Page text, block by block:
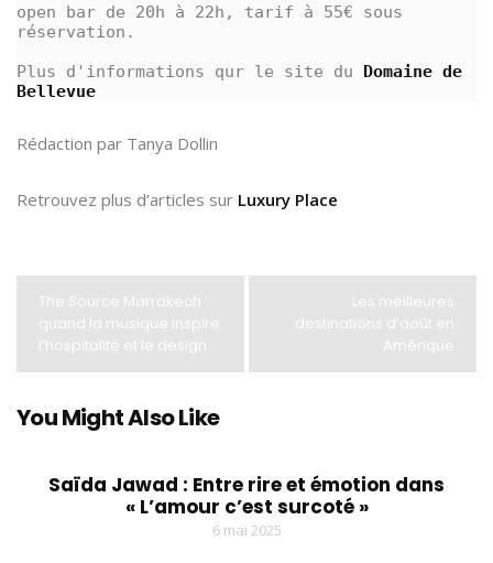
open bar de 20h à 22h, tarif à 55€ sous
réservation.
Plus d'informations qur le site du Domaine de
Bellevue
Rédaction par Tanya Dollin
Retrouvez plus d’articles sur Luxury Place
The Source Marrakech :
quand la musique inspire
l’hospitalité et le design
Les meilleures
destinations d’août en
Amérique
You Might Also Like
Saïda Jawad : Entre rire et émotion dans
« L’amour c’est surcoté »
6 mai 2025